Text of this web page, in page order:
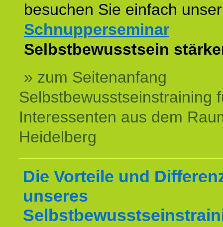
besuchen Sie einfach unser
Schnupperseminar
Selbstbewusstsein
» zum Seitenanfang
Selbstbewusstseinstraining
Interessenten aus dem
Heidelberg
Die Vorteile und
unseres